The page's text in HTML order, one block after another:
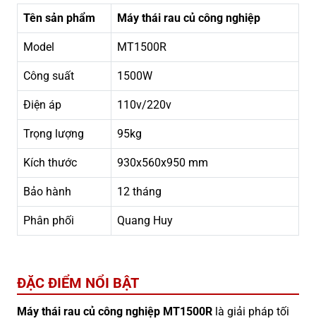
Tên sản phẩm Máy thái rau củ công nghiệp
Model MT1500R
Công suất 1500W
Điện áp 110v/220v
Trọng lượng 95kg
Kích thước 930x560x950 mm
Bảo hành 12 tháng
Phân phối Quang Huy
ĐẶC ĐIỂM NỔI BẬT
Máy thái rau củ công nghiệp MT1500R là giải pháp tối